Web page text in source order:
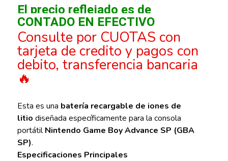
El precio reflejado es de
CONTADO EN EFECTIVO
Consulte por CUOTAS con
tarjeta de credito y pagos con
debito, transferencia bancaria
🔥
Esta es una batería recargable de iones de
litio diseñada específicamente para la consola
portátilNintendo Game Boy Advance SP (GBA
SP).
Especificaciones Principales